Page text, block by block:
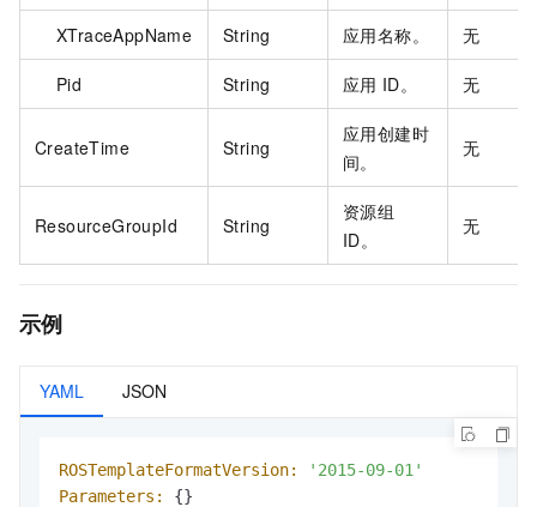
XTraceAppName String 应用名称。 无
Pid String 应用 ID。 无
CreateTime String
应用创建时
间。
无
ResourceGroupId String
资源组
ID。
无
示例
YAML JSON
ROSTemplateFormatVersion:
'2015-09-01'
Parameters: